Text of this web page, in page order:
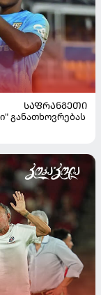
ᲡᲐᲤᲠᲐᲜᲒᲔᲗᲘ
განათხოვრებას